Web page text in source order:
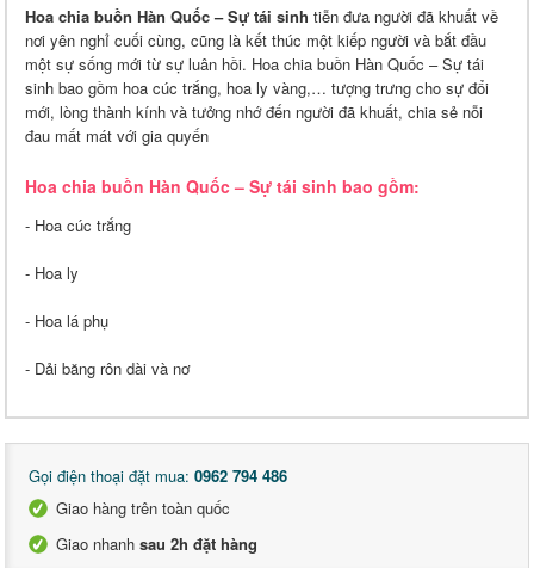
Hoa chia buồn Hàn Quốc – Sự tái sinh tiễn đưa người đã khuất về
nơi yên nghỉ cuối cùng, cũng là kết thúc một kiếp người và bắt đầu
một sự sống mới từ sự luân hồi. Hoa chia buồn Hàn Quốc – Sự tái
sinh bao gồm hoa cúc trắng, hoa ly vàng,… tượng trưng cho sự đổi
mới, lòng thành kính và tưởng nhớ đến người đã khuất, chia sẻ nỗi
đau mất mát với gia quyến
Hoa chia buồn Hàn Quốc – Sự tái sinh bao gồm:
- Hoa cúc trắng
- Hoa ly
- Hoa lá phụ
- Dải băng rôn dài và nơ
Gọi điện thoại đặt mua: 0962 794 486
Giao hàng trên toàn quốc
Giao nhanh sau 2h đặt hàng